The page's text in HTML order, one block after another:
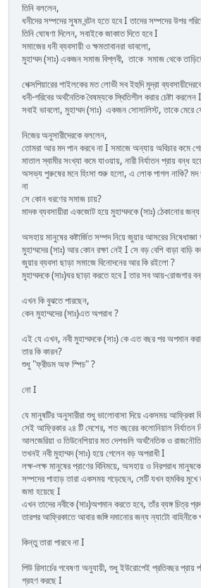
তিনি বললেন,
ধনীদের সম্পদের সুষম বন্টন হতে হবে I তাদের সম্পদের উপর
তিনি ঘোষণা দিলেন, সবাইকে জাকাত দিতে হবে I
সমাজের ধনী ব্যবসায়ী ও ক্ষমতাবানরা ভাবলো,
মুহাম্মদ (সাঃ) একজন সমাজ বিপ্লবী, তাকে সমাজ থেকে
শেক্সপিয়ারের শাইলকের মত লোভী সব ইহুদি মুদ্রা
ধনী-গরিবের অর্থনৈতিক বৈষম্যকে স্থিতিশীল করার চেষ্টা করলেন I
সবাই ভাবলো, মুহাম্মদ (সাঃ) একজন সোসালিস্ট, তাকে মেরে
নিজের অনুসারীদেরকে বললেন,
তোমরা আর মদ পান করবে না I সমাজে অন্যায় অবিচার কমে
মাতাল স্বামীর সংখ্যা কমে যাওয়ায়, নারী নির্যাতন প্রায় বন্ধ
অসভ্য পুরুষের মনে হিংসা শুরু হলো, এ লোক পাগল নাকি? মদ
না
সে কোন ধরণের সমাজ চায়?
মাদক ব্যবসায়ীরা একজোট হয়ে মুহাম্মদকে (সাঃ) ঠেকানোর
অসহায় মানুষের কষ্টার্জিত সম্পদ নিয়ে জুয়ার আসরের
মুহাম্মদের (সাঃ) আর কোন রক্ষা নেই I সে বড় বেশি বাড়া বাড়ি
জুয়ার ব্যবসা ছাড়া সমাজে বিনোদনের আর কি রইলো ?
মুহাম্মদকে (সাঃ)ঘর ছাড়া করতে হবে I তার সব আয়-রোজগার
এখন কি বুঝতে পারছেন,
কেন মুহাম্মদের (সাঃ)এত অপরাধ ?
এই যে এখন, নবী মুহাম্মদকে (সাঃ) কে এত বছর পর অপমান
তার কি কারন?
শুধু "ফ্রীডম অফ স্পিচ" ?
নো I
যে মানুষটির অনুসারীরা শুধু ভালোবাসা দিয়ে একসময় আফ্রিকা
সেই আফ্রিকার ২৪ টি দেশের, শত বছরের কলোনিয়াল
আলজেরিয়া ও তিউনেশিয়ার মত দেশগুলি অর্থনৈতিক ও
তখনই নবী মুহাম্মদ (সাঃ) হয়ে গেলেন বড় অপরাধী I
লক্ষ-লক্ষ মানুষের প্রাণের বিনিময়ে, অসহায় ও নিরপরাধ
সম্পদের পাহাড় তারা একসময় গড়েছেন, সেটি যখন হুমকির
জমা হয়েছে I
এখন তাদের নবীকে (সাঃ)অপমান করতে হবে, তাঁর ব্যঙ্গ চিত্র
তারপর আফ্রিকাতে আবার জঙ্গি দমানোর জন্য ন্যাটো বাহিনীকে
কিন্তু তারা পারবে না I
পিউ রিসার্চের গবেষণা অনুযায়ী, শুধু ইউরোপেই প্রতিবছর প্রায়
গ্রহণ করছে I